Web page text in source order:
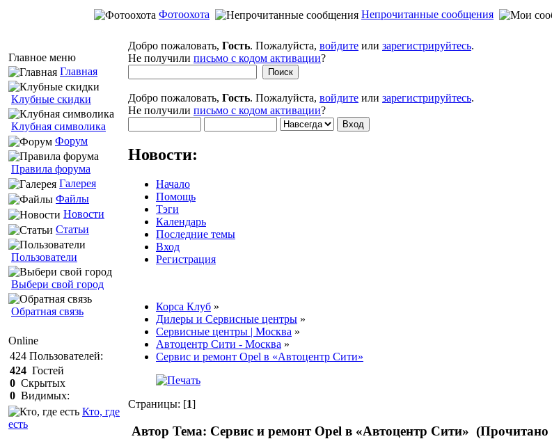
Фотоохота Непрочитанные сообщения
Главное меню
Главная
Клубные скидки
Клубная символика
Форум
Правила форума
Галерея
Файлы
Новости
Статьи
Пользователи
Выбери свой город
Обратная связь
Online
424 Пользователей:
424 Гостей
0 Скрытых
0 Видимых:
Кто, где
есть
Добро пожаловать, Гость. Пожалуйста, войдите или зарегистрируйтесь.
Не получили письмо с кодом активации?
Добро пожаловать, Гость. Пожалуйста, войдите или зарегистрируйтесь.
Не получили письмо с кодом активации?
Новости:
Начало
Помощь
Тэги
Календарь
Последние темы
Вход
Регистрация
Корса Клуб »
Дилеры и Сервисные центры »
Сервисные центры | Москва »
Автоцентр Сити - Москва »
Сервис и ремонт Opel в «Автоцентр Сити»
Страницы: [1]
Автор Тема: Сервис и ремонт Opel в «Автоцентр Сити» (Прочитано